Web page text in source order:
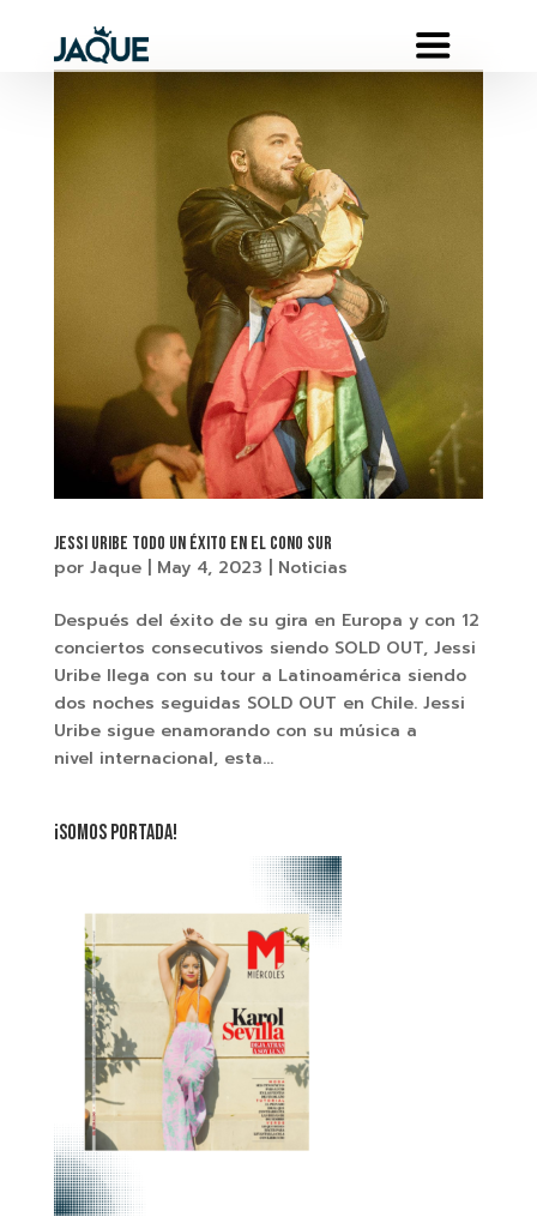
Jessi Uribe todo un éxito en el cono sur
por Jaque| May 4, 2023 Noticias
Después del éxito de su gira en Europa y con 12
conciertos consecutivos siendo SOLD OUT, Jessi
Uribe llega con su tour a Latinoamérica siendo
dos noches seguidas SOLD OUT en Chile. Jessi
Uribe sigue enamorando con su música a
nivel internacional, esta...
¡SOMOS PORTADA!